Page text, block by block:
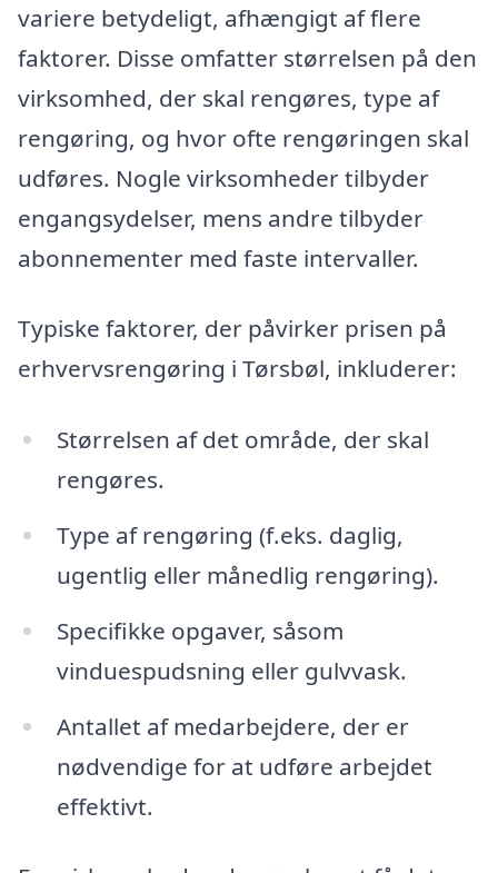
variere betydeligt, afhængigt af flere
faktorer. Disse omfatter størrelsen på den
virksomhed, der skal rengøres, type af
rengøring, og hvor ofte rengøringen skal
udføres. Nogle virksomheder tilbyder
engangsydelser, mens andre tilbyder
abonnementer med faste intervaller.
Typiske faktorer, der påvirker prisen på
erhvervsrengøring i Tørsbøl, inkluderer:
Størrelsen af det område, der skal
rengøres.
Type af rengøring (f.eks. daglig,
ugentlig eller månedlig rengøring).
Specifikke opgaver, såsom
vinduespudsning eller gulvvask.
Antallet af medarbejdere, der er
nødvendige for at udføre arbejdet
effektivt.